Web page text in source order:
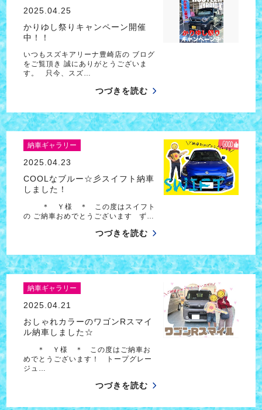
2025.04.25
かりゆし祭りキャンペーン開催
中！！
いつもスズキアリーナ豊崎店の ブログ
をご覧頂き 誠にありがとうございま
す。 只今、スズ…
つづきを読む
納車ギャラリー
2025.04.23
COOLなブルー☆彡スイフト納車
しました！
＊ Ｙ様 ＊ この度はスイフト
の ご納車おめでとうございます ず…
つづきを読む
納車ギャラリー
2025.04.21
おしゃれカラーのワゴンRスマイ
ル納車しました☆
＊ Ｙ様 ＊ この度はご納車お
めでとうございます！ トープグレー
ジュ…
つづきを読む